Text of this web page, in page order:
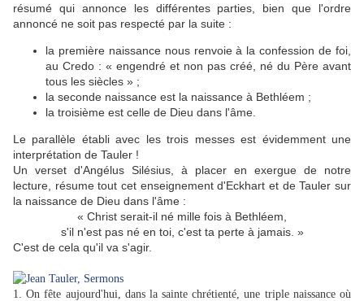
résumé qui annonce les différentes parties, bien que l'ordre
annoncé ne soit pas respecté par la suite :
la première naissance nous renvoie à la confession de foi,
au Credo : « engendré et non pas créé, né du Père avant
tous les siècles » ;
la seconde naissance est la naissance à Bethléem ;
la troisième est celle de Dieu dans l'âme.
Le parallèle établi avec les trois messes est évidemment une
interprétation de Tauler !
Un verset d'Angélus Silésius, à placer en exergue de notre
lecture, résume tout cet enseignement d'Eckhart et de Tauler sur
la naissance de Dieu dans l'âme :
« Christ serait-il né mille fois à Bethléem,
s'il n'est pas né en toi, c'est ta perte à jamais. »
C'est de cela qu'il va s'agir.
1. On fête aujourd'hui, dans la sainte chrétienté, une triple naissance où